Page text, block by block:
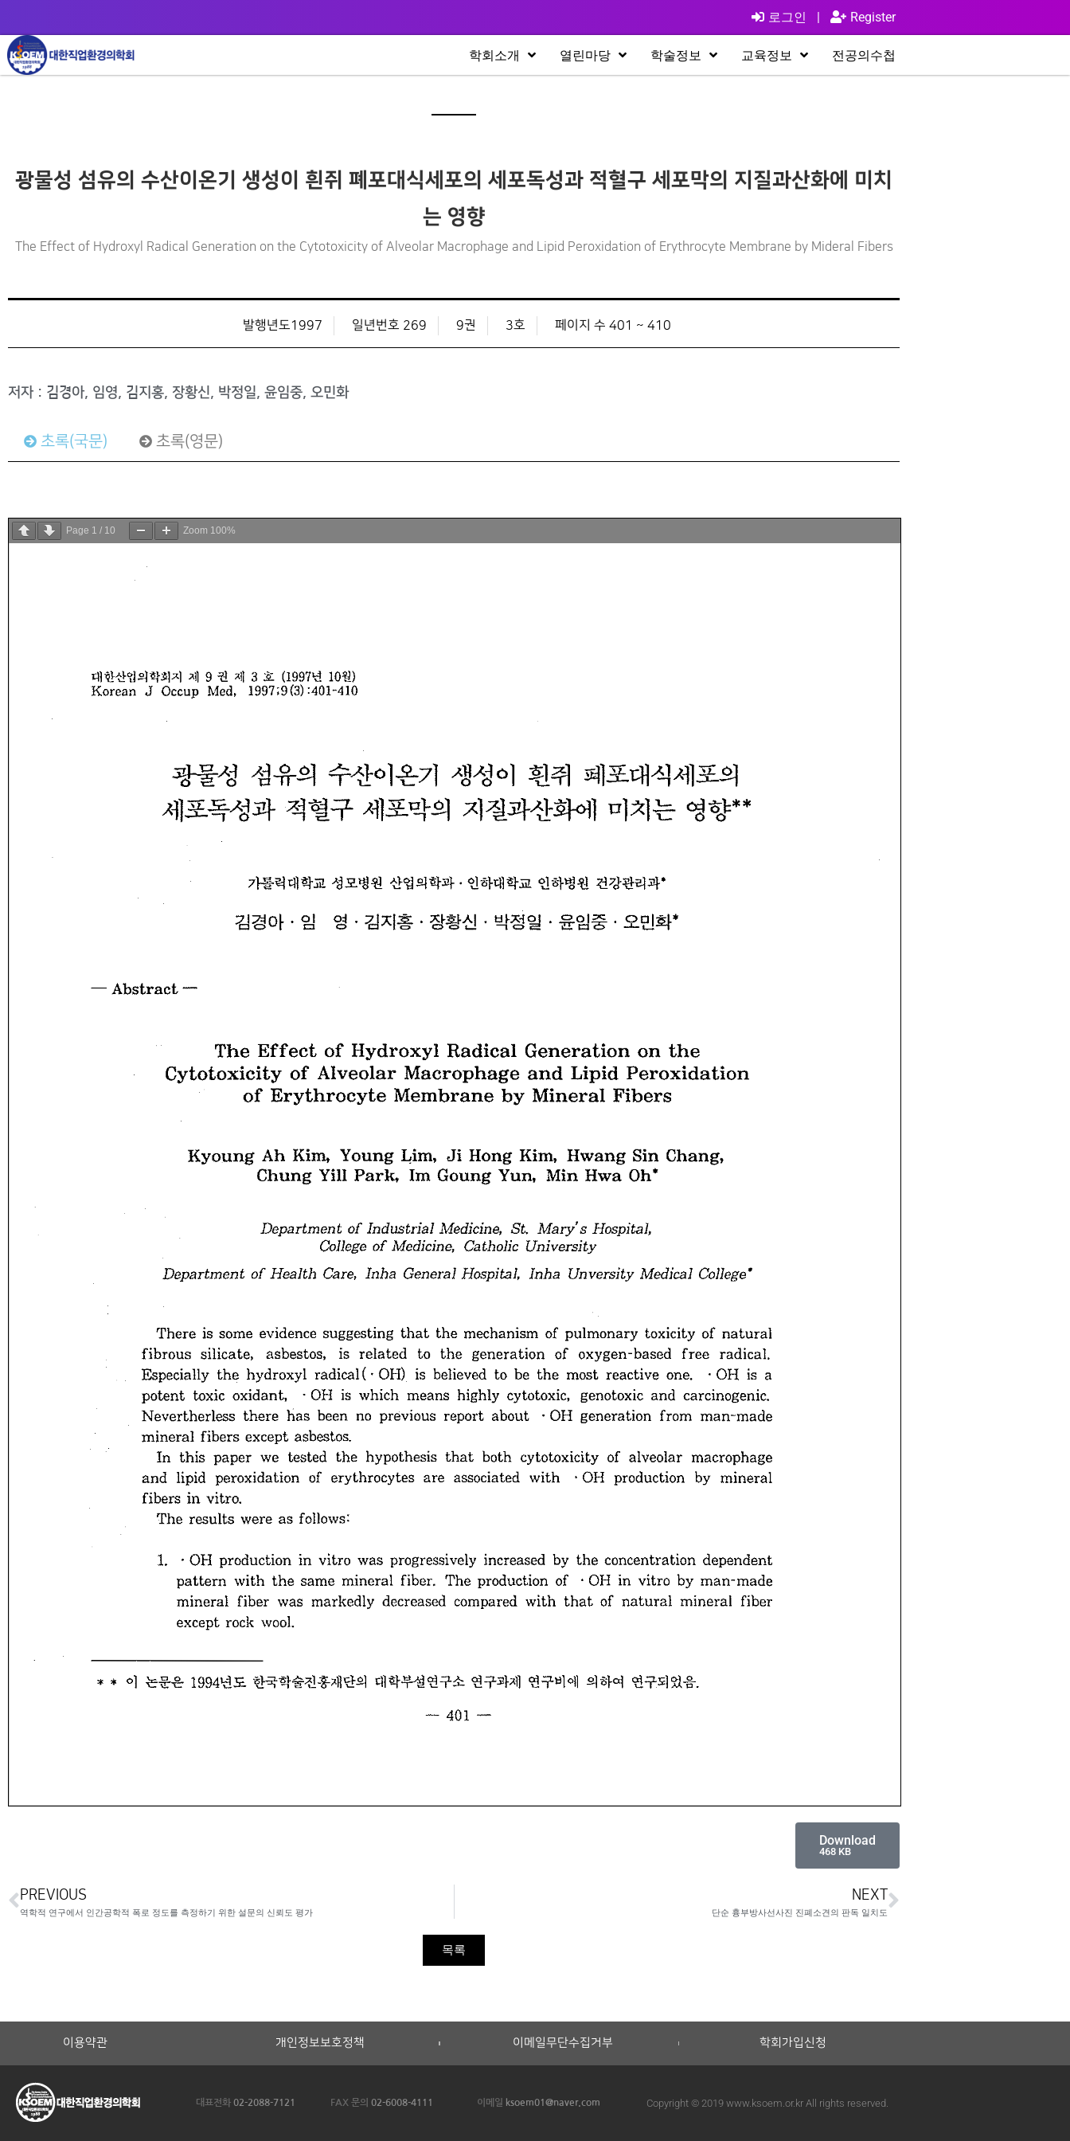
로그인 | Register
학회소개 열린마당 학술정보 교육정보 전공의수첩
광물성 섬유의 수산이온기 생성이 흰쥐 폐포대식세포의 세포독성과 적혈구 세포막의 지질과산화에 미치
는 영향
The Effect of Hydroxyl Radical Generation on the Cytotoxicity of Alveolar Macrophage and Lipid Peroxidation of Erythrocyte Membrane by Mideral Fibers
발행년도1997 일년번호 269 9권 3호 페이지 수 401 ~ 410
저자 : 김경아, 임영, 김지홍, 장황신, 박정일, 윤임중, 오민화
초록(국문) 초록(영문)
Page 1 / 10 Zoom 100%
Download
468 KB
PREVIOUS
역학적 연구에서 인간공학적 폭로 정도를 측정하기 위한 설문의 신뢰도 평가
NEXT
단순 흉부방사선사진 진폐소견의 판독 일치도
목록
이용약관 개인정보보호정책 이메일무단수집거부 학회가입신청
대표전화 02-2088-7121 FAX 문의 02-6008-4111 이메일 ksoem01@naver.com Copyright © 2019 www.ksoem.or.kr All rights reserved.